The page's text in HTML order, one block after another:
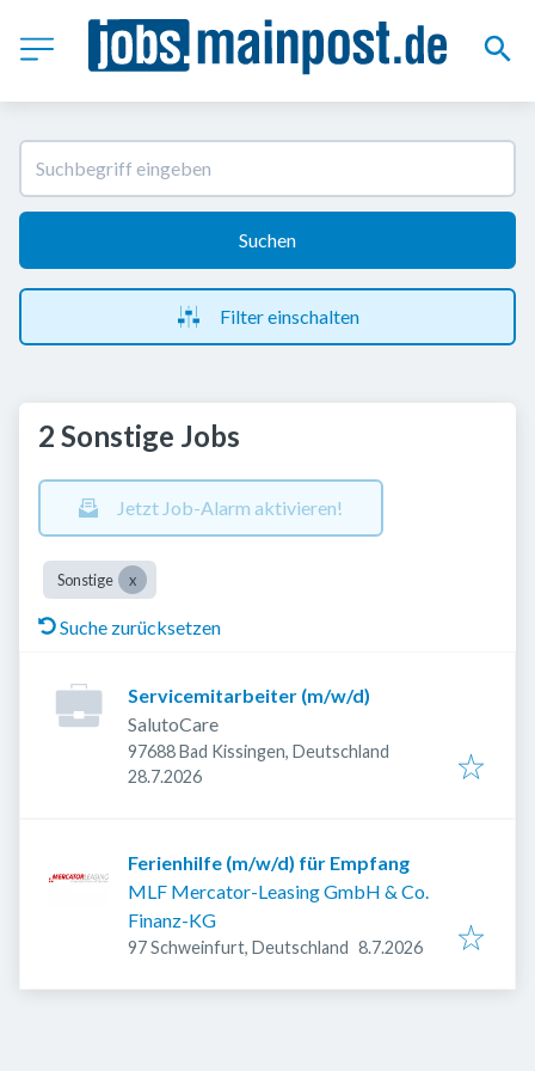
Suchen
Filter einschalten
2 Sonstige Jobs
Jetzt Job-Alarm aktivieren!
Sonstige
Suche zurücksetzen
Servicemitarbeiter (m/w/d)
SalutoCare
97688 Bad Kissingen, Deutschland
Veröffentlicht
28.7.2026
Ferienhilfe (m/w/d) für Empfang
MLF Mercator-Leasing GmbH & Co.
Finanz-KG
97 Schweinfurt, Deutschland Veröffentlicht:
8.7.2026